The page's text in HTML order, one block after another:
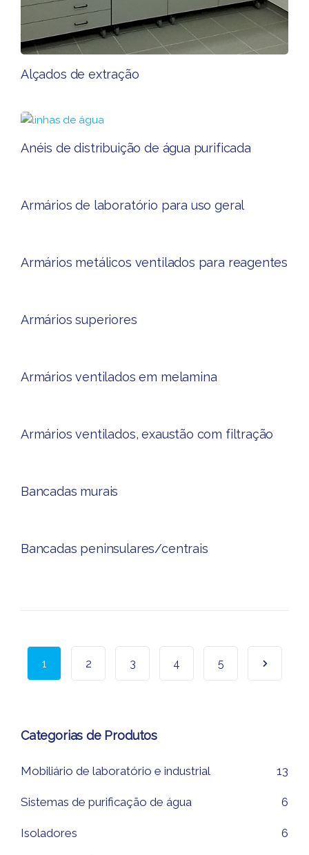
Alçados de extração​
Anéis de distribuição de água purificada
Armários de laboratório para uso geral​
Armários metálicos ventilados para reagentes​​
Armários superiores​
Armários ventilados em melamina​​
Armários ventilados, exaustão com filtração
Bancadas murais
Bancadas peninsulares/centrais​
1 2 3 4 5
Categorias de Produtos
Mobiliário de laboratório e industrial 13
Sistemas de purificação de água 6
Isoladores 6